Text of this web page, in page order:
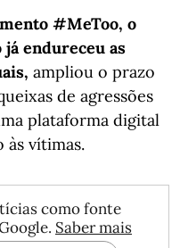
#MeToo, o
endureceu as
ampliou o prazo
de agressões
plataforma digital
às vítimas.
como fonte
Saber mais